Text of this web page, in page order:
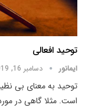
توحید افعالی
ایمانور دسامبر 16, 2019
توحید به معنای بی
است. مثلا گاهی در